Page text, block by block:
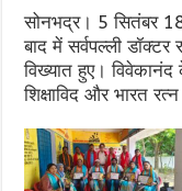
सोनभद्र। 5 सितंबर
बाद में सर्वपल्ली
विख्यात हुए।
शिक्षाविद और भारत